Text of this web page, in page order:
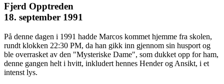
Fjerd Opptreden
18. september 1991
På denne dagen i 1991 hadde Marcos kommet hjemme fra skolen,
rundt klokken 22:30 PM, da han gikk inn gjennom sin husport og
ble overrasket av den "Mysteriske Dame", som dukket opp for ham,
denne gangen helt i hvitt, inkludert hennes Hender og Ansikt, i et
intenst lys.